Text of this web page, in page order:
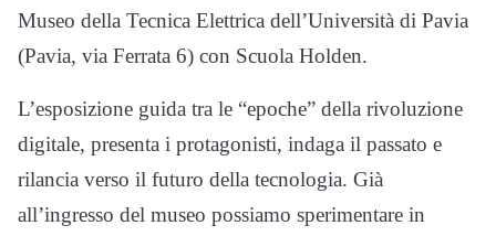
Museo della Tecnica Elettrica dell’Università di Pavia
(Pavia, via Ferrata 6) con Scuola Holden.
L’esposizione guida tra le “epoche” della rivoluzione
digitale, presenta i protagonisti, indaga il passato e
rilancia verso il futuro della tecnologia. Già
all’ingresso del museo possiamo sperimentare in